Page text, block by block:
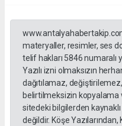
materyaller, resimler, ses
telif hakları 5846 numaralı
Yazılı izni olmaksızın
dağıtılamaz,
belirtilmeksizin kopyalama
sitedeki bilgilerden
değildir. Köşe